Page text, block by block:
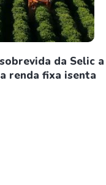
da Selic a
renda fixa isenta